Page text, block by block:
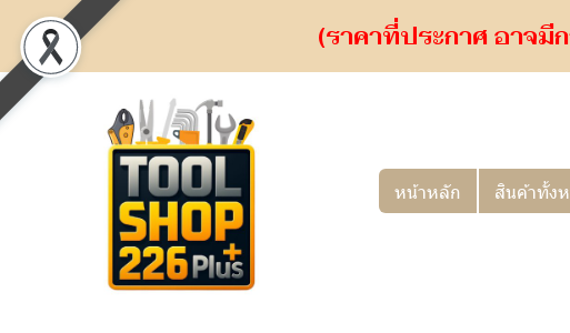
(ราคาที่ประกาศ อาจ
หน้าหลัก สินค้าทั้ง